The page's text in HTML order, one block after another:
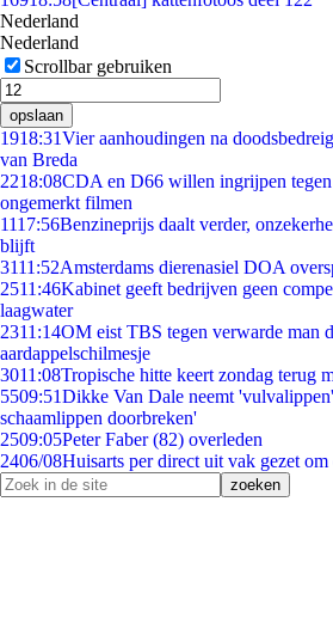
Nederland
Nederland
Scrollbar gebruiken
opslaan
1918:31Vier aanhoudingen na
van Breda
2218:08CDA en D66 willen ingrijpen
ongemerkt filmen
1117:56Benzineprijs daalt verder,
blijft
3111:52Amsterdams dierenasiel DOA
2511:46Kabinet geeft bedrijven geen
laagwater
2311:14OM eist TBS tegen verwarde man
aardappelschilmesje
3011:08Tropische hitte keert zondag terug
5509:51Dikke Van Dale neemt
schaamlippen doorbreken'
2509:05Peter Faber (82) overleden
2406/08Huisarts per direct uit vak gezet